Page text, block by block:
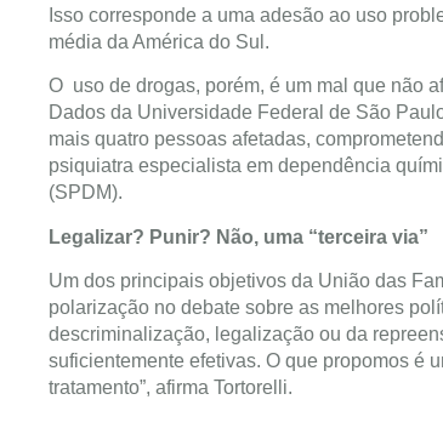
Isso corresponde a uma adesão ao uso
média da América do Sul.
O uso de drogas, porém, é um mal que não
Dados da Universidade Federal de São
mais quatro pessoas afetadas,
psiquiatra especialista em dependência
(SPDM).
Legalizar? Punir? Não, uma “terceira via”
Um dos principais objetivos da União das
polarização no debate sobre as melhores
descriminalização, legalização ou da
suficientemente efetivas. O que propomos é
tratamento”, afirma Tortorelli.